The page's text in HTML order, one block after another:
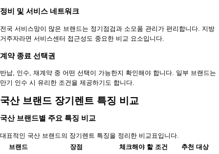
정비 및 서비스 네트워크
전국 서비스망이 많은 브랜드는 정기점검과 소모품 관리가 편리합니다. 지방
거주자라면 서비스센터 접근성도 중요한 비교 요소입니다.
계약 종료 선택권
반납, 인수, 재계약 중 어떤 선택이 가능한지 확인해야 합니다. 일부 브랜드는
만기 인수 시 유리한 조건을 제공하기도 합니다.
국산 브랜드 장기렌트 특징 비교
국산 브랜드별 주요 특징 비교
대표적인 국산 브랜드의 장기렌트 특징을 정리한 비교표입니다.
브랜드
장점 체크해야 할 조건 추천 대상